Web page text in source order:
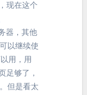
现在这个
器，其他
以继续使
用，用
足够了，
但是看太